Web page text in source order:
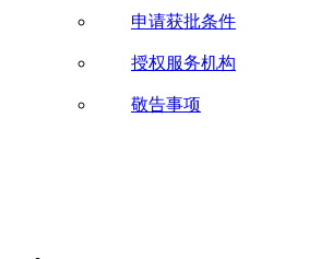
申请获批条件
授权服务机构
敬告事项